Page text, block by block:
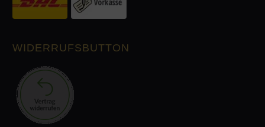
WIDERRUFSBUTTON